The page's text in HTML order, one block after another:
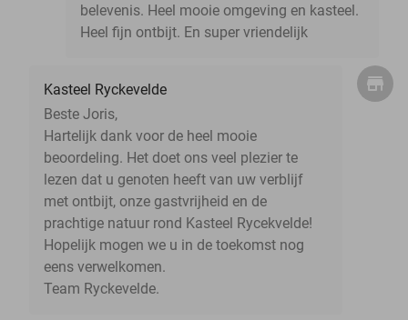
belevenis. Heel mooie omgeving en kasteel.
Heel fijn ontbijt. En super vriendelijk
Kasteel Ryckevelde
Beste Joris,
Hartelijk dank voor de heel mooie
beoordeling. Het doet ons veel plezier te
lezen dat u genoten heeft van uw verblijf
met ontbijt, onze gastvrijheid en de
prachtige natuur rond Kasteel Rycekvelde!
Hopelijk mogen we u in de toekomst nog
eens verwelkomen.
Team Ryckevelde.